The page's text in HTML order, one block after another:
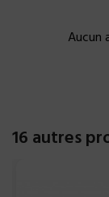
Aucun
16 autres